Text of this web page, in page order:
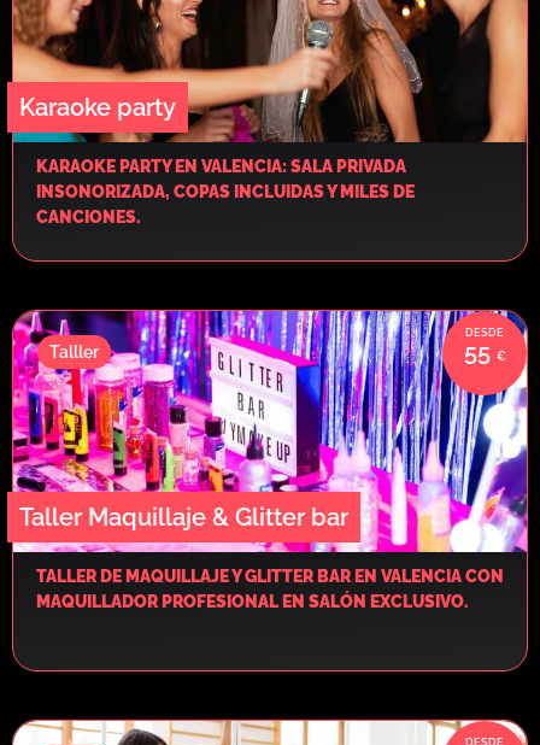
Karaoke party
KARAOKE PARTY EN VALENCIA: SALA PRIVADA
INSONORIZADA, COPAS INCLUIDAS Y MILES DE
CANCIONES.
Taller Maquillaje & Glitter bar
55
Talller
TALLER DE MAQUILLAJE Y GLITTER BAR EN VALENCIA CON
MAQUILLADOR PROFESIONAL EN SALÓN EXCLUSIVO.